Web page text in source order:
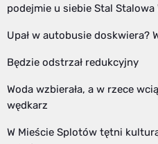
podejmie u siebie Stal Stalowa
Upał w autobusie doskwiera?
Będzie odstrzał redukcyjny
Woda wzbierała, a w rzece
wędkarz
W Mieście Splotów tętni